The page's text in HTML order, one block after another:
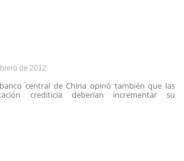
de 2012
central de China opinó también que las
crediticia deberían incrementar su